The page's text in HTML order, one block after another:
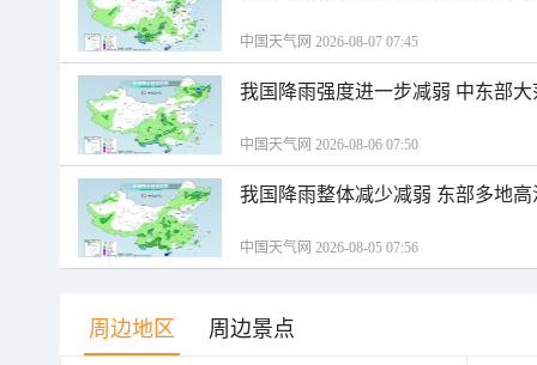
中国天气网 2026-08-07 07:45
我国降雨强度进一步减弱 中东部
中国天气网 2026-08-06 07:50
我国降雨整体减少减弱 东部多地
中国天气网 2026-08-05 07:56
周边地区 周边景点